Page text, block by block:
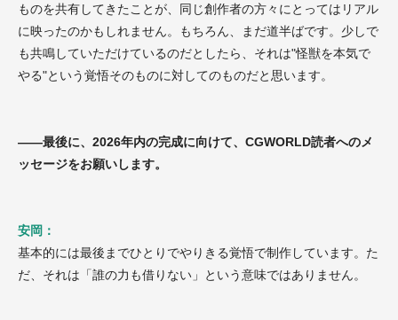
ものを共有してきたことが、同じ創作者の方々にとってはリアル
に映ったのかもしれません。もちろん、まだ道半ばです。少しで
も共鳴していただけているのだとしたら、それは"怪獣を本気で
やる"という覚悟そのものに対してのものだと思います。
——最後に、2026年内の完成に向けて、CGWORLD読者へのメ
ッセージをお願いします。
安岡：
基本的には最後までひとりでやりきる覚悟で制作しています。た
だ、それは「誰の力も借りない」という意味ではありません。